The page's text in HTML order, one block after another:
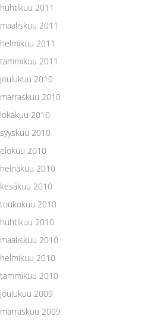
huhtikuu 2011
maaliskuu 2011
helmikuu 2011
tammikuu 2011
joulukuu 2010
marraskuu 2010
lokakuu 2010
syyskuu 2010
elokuu 2010
heinäkuu 2010
kesäkuu 2010
toukokuu 2010
huhtikuu 2010
maaliskuu 2010
helmikuu 2010
tammikuu 2010
joulukuu 2009
marraskuu 2009